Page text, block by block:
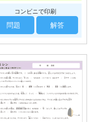
コンビニで印刷
問題 解答